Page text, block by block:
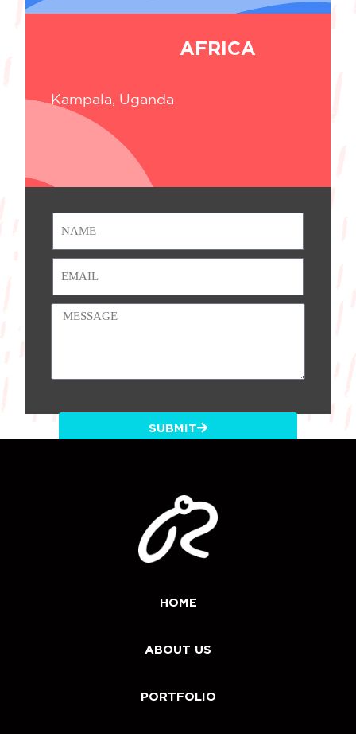
Kampala, Uganda
AFRICA
SUBMIT
HOME
ABOUT US
PORTFOLIO